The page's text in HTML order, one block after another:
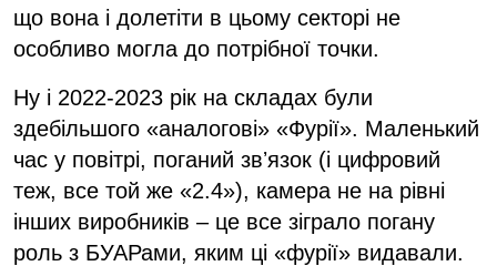
що вона і долетіти в цьому секторі не
особливо могла до потрібної точки.
Ну і 2022-2023 рік на складах були
здебільшого «аналогові» «Фурії». Маленький
час у повітрі, поганий звʼязок (і цифровий
теж, все той же «2.4»), камера не на рівні
інших виробників – це все зіграло погану
роль з БУАРами, яким ці «фурії» видавали.